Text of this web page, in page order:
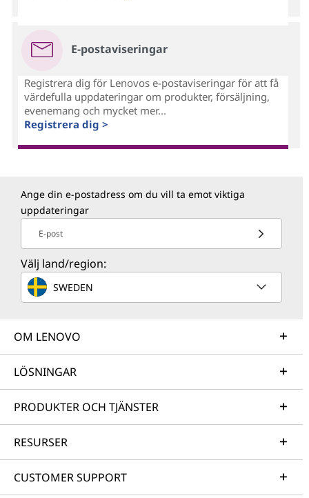
E-postaviseringar
Registrera dig för Lenovos e-postaviseringar för att få
värdefulla uppdateringar om produkter, försäljning,
evenemang och mycket mer...
Registrera dig >
Ange din e-postadress om du vill ta emot viktiga
uppdateringar
E-post
Välj land/region:
SWEDEN
OM LENOVO
LÖSNINGAR
PRODUKTER OCH TJÄNSTER
RESURSER
CUSTOMER SUPPORT